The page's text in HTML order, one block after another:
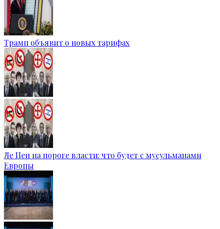
Трамп объявит о новых тарифах
Ле Пен на пороге власти: что будет с мусульманами
Европы